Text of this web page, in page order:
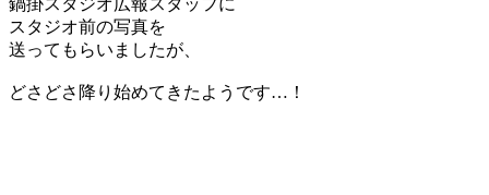
鍋掛スタジオ広報スタッフに
スタジオ前の写真を
送ってもらいましたが、
どさどさ降り始めてきたようです…！